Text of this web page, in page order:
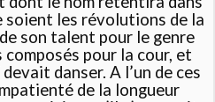
soient les révolutions de la
son talent pour le genre
pour la cour, et
danser. A l’un de ces
de la longueur